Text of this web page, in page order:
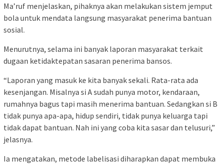
Ma’ruf menjelaskan, pihaknya akan melakukan sistem jemput
bola untuk mendata langsung masyarakat penerima bantuan
sosial.
Menurutnya, selama ini banyak laporan masyarakat terkait
dugaan ketidaktepatan sasaran penerima bansos.
“Laporan yang masuk ke kita banyak sekali. Rata-rata ada
kesenjangan. Misalnya si A sudah punya motor, kendaraan,
rumahnya bagus tapi masih menerima bantuan. Sedangkan si B
tidak punya apa-apa, hidup sendiri, tidak punya keluarga tapi
tidak dapat bantuan. Nah ini yang coba kita sasar dan telusuri,”
jelasnya.
Ia mengatakan, metode labelisasi diharapkan dapat membuka